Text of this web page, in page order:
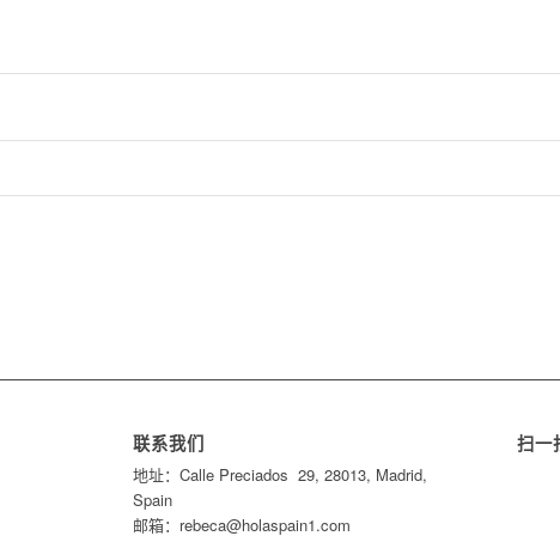
联系我们
地址：Calle Preciados 29, 28013, Madrid,
Spain
邮箱：rebeca@holaspain1.com
扫一